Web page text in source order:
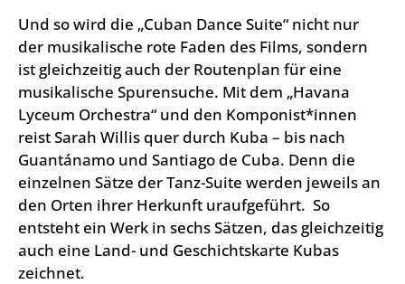
Und so wird die „Cuban Dance Suite“ nicht nur
der musika­lische rote Faden des Films, sondern
ist gleichzeitig auch der Routenplan für eine
musikalische Spurensuche. Mit dem „Havana
Lyceum Orchestra“ und den Kompo­nist*innen
reist Sarah Willis quer durch Kuba – bis nach
Guantánamo und Santiago de Cuba. Denn die
einzelnen Sätze der Tanz-Suite werden jeweils an
den Orten ihrer Herkunft uraufgeführt. So
entsteht ein Werk in sechs Sätzen, das gleichzeitig
auch eine Land- und Geschichts­karte Kubas
zeichnet.